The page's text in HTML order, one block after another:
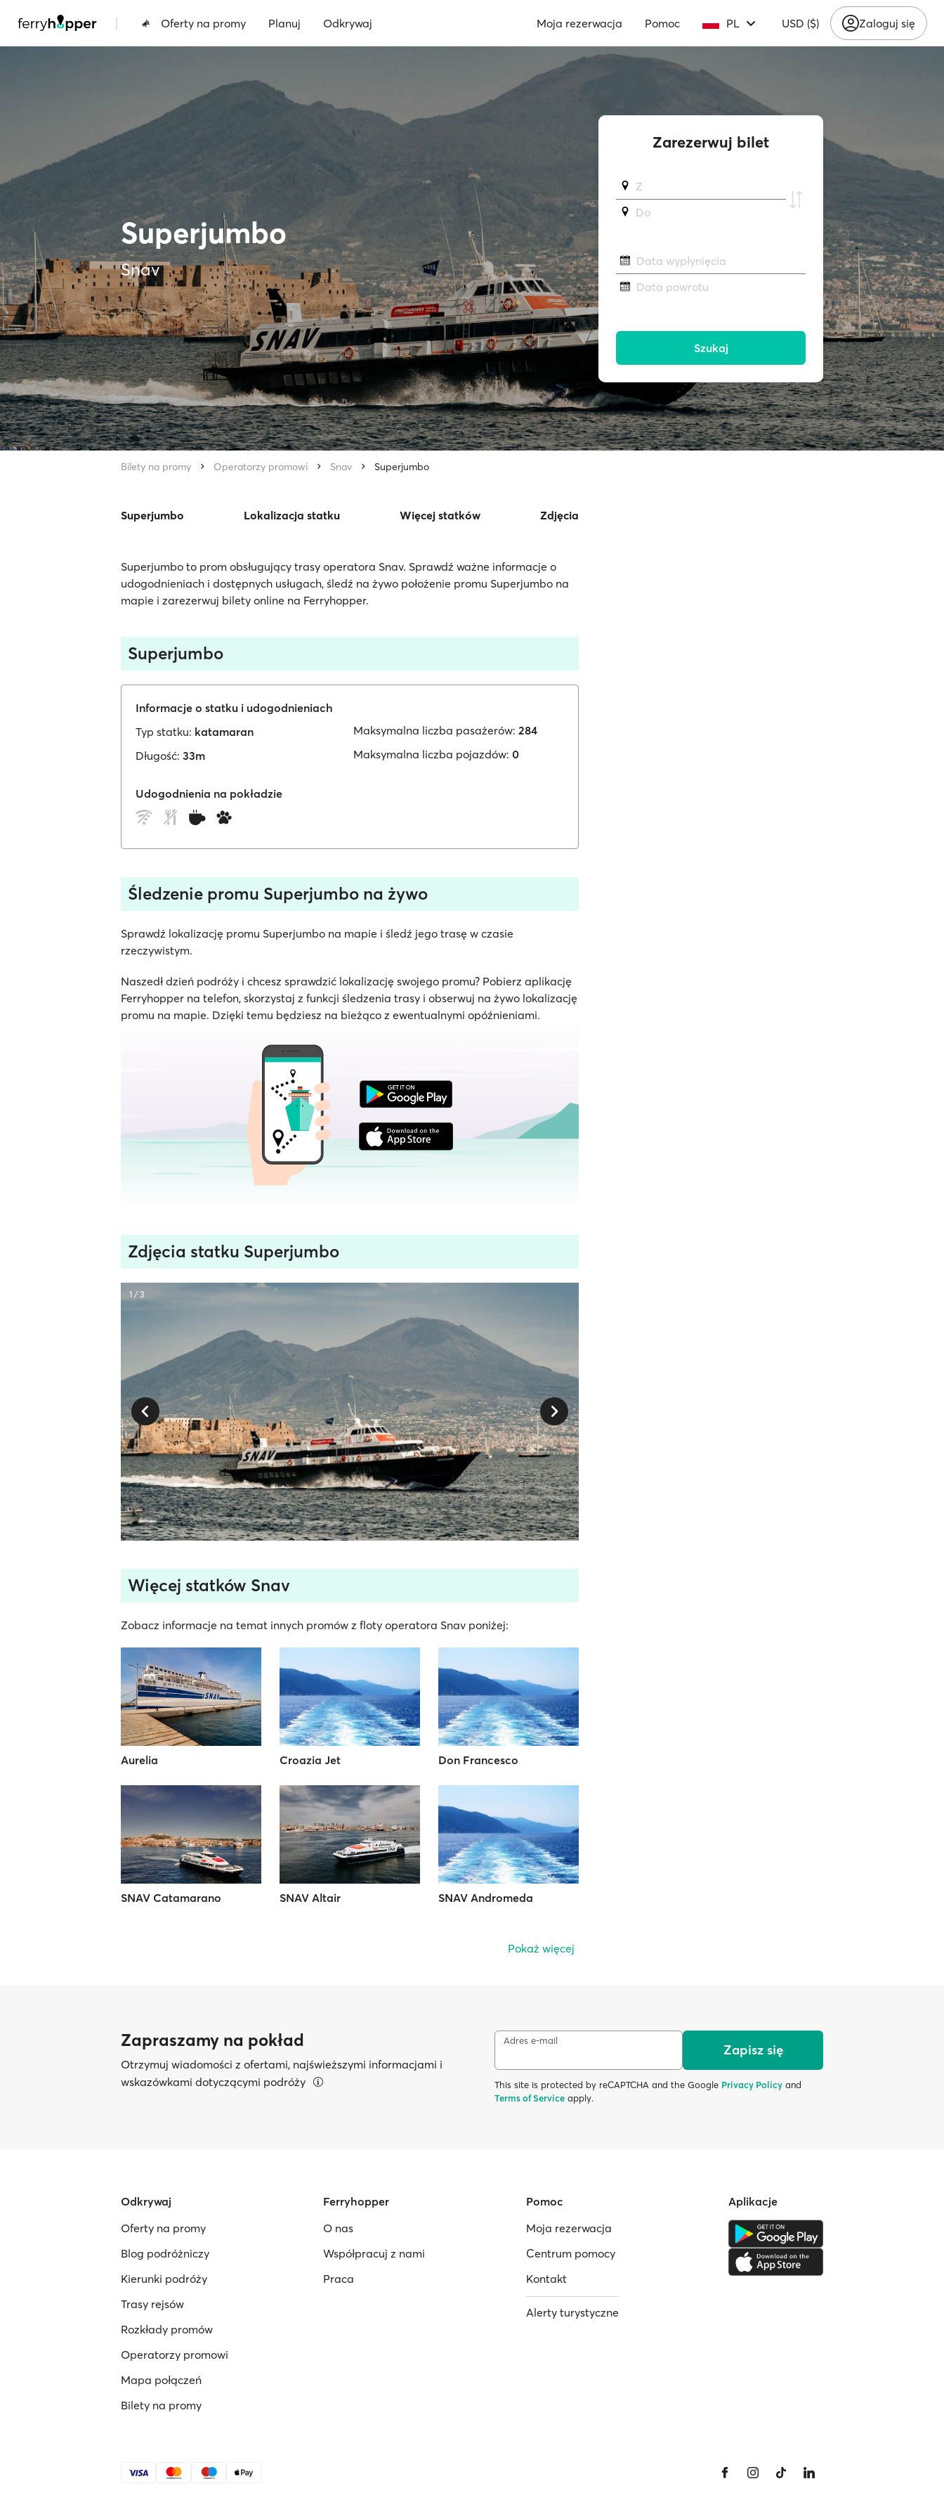
| Oferty na promy Planuj Odkrywaj Moja rezerwacja Pomoc PL USD ($) Zaloguj się
Superjumbo
Snav
Bilety na promy Operatorzy promowi Snav Superjumbo
Superjumbo Lokalizacja statku Więcej statków Zdjęcia
Superjumbo to prom obsługujący trasy operatora Snav. Sprawdź ważne informacje o
udogodnieniach i dostępnych usługach, śledź na żywo położenie promu Superjumbo na
mapie i zarezerwuj bilety online na Ferryhopper.
Superjumbo
Informacje o statku i udogodnieniach
Typ statku: katamaran
Długość: 33m
Maksymalna liczba pasażerów: 284
Maksymalna liczba pojazdów: 0
Udogodnienia na pokładzie
Śledzenie promu Superjumbo na żywo
Sprawdź lokalizację promu Superjumbo na mapie i śledź jego trasę w czasie
rzeczywistym.
Naszedł dzień podróży i chcesz sprawdzić lokalizację swojego promu? Pobierz aplikację
Ferryhopper na telefon, skorzystaj z funkcji śledzenia trasy i obserwuj na żywo lokalizację
promu na mapie. Dzięki temu będziesz na bieżąco z ewentualnymi opóźnieniami.
Zdjęcia statku Superjumbo
1 / 3
Więcej statków Snav
Zobacz informacje na temat innych promów z floty operatora Snav poniżej:
Aurelia Croazia Jet Don Francesco
SNAV Catamarano SNAV Altair SNAV Andromeda
Pokaż więcej
Zarezerwuj bilet
Z
Do
Data wypłynięcia
Data powrotu
Szukaj
Zapraszamy na pokład
Otrzymuj wiadomości z ofertami, najświeższymi informacjami i
wskazówkami dotyczącymi podróży
Adres e-mail
Zapisz się
This site is protected by reCAPTCHA and the Google Privacy Policy and
Terms of Service apply.
Odkrywaj
Oferty na promy
Blog podróżniczy
Kierunki podróży
Trasy rejsów
Rozkłady promów
Operatorzy promowi
Mapa połączeń
Bilety na promy
Ferryhopper
O nas
Współpracuj z nami
Praca
Pomoc
Moja rezerwacja
Centrum pomocy
Kontakt
Alerty turystyczne
Aplikacje